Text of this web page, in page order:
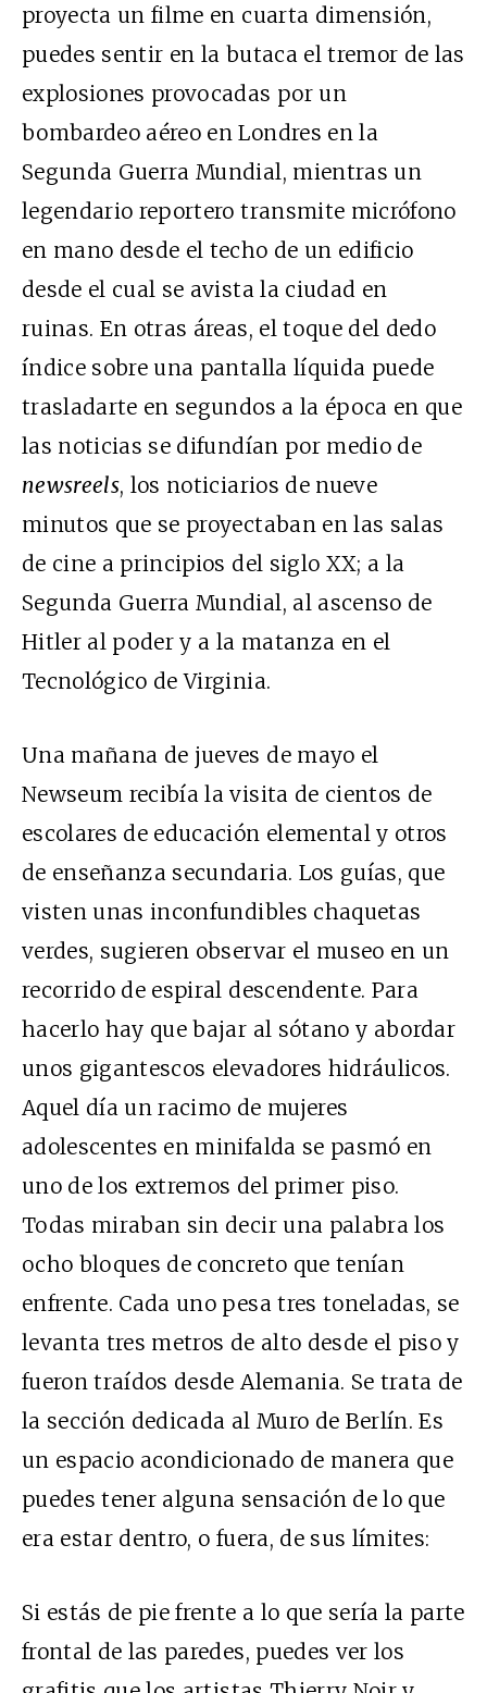
proyecta un filme en cuarta dimensión,
puedes sentir en la butaca el tremor de las
explosiones provocadas por un
bombardeo aéreo en Londres en la
Segunda Guerra Mundial, mientras un
legendario reportero transmite micrófono
en mano desde el techo de un edificio
desde el cual se avista la ciudad en
ruinas. En otras áreas, el toque del dedo
índice sobre una pantalla líquida puede
trasladarte en segundos a la época en que
las noticias se difundían por medio de
newsreels, los noticiarios de nueve
minutos que se proyectaban en las salas
de cine a principios del siglo XX; a la
Segunda Guerra Mundial, al ascenso de
Hitler al poder y a la matanza en el
Tecnológico de Virginia.
Una mañana de jueves de mayo el
Newseum recibía la visita de cientos de
escolares de educación elemental y otros
de enseñanza secundaria. Los guías, que
visten unas inconfundibles chaquetas
verdes, sugieren observar el museo en un
recorrido de espiral descendente. Para
hacerlo hay que bajar al sótano y abordar
unos gigantescos elevadores hidráulicos.
Aquel día un racimo de mujeres
adolescentes en minifalda se pasmó en
uno de los extremos del primer piso.
Todas miraban sin decir una palabra los
ocho bloques de concreto que tenían
enfrente. Cada uno pesa tres toneladas, se
levanta tres metros de alto desde el piso y
fueron traídos desde Alemania. Se trata de
la sección dedicada al Muro de Berlín. Es
un espacio acondicionado de manera que
puedes tener alguna sensación de lo que
era estar dentro, o fuera, de sus límites:
Si estás de pie frente a lo que sería la parte
frontal de las paredes, puedes ver los